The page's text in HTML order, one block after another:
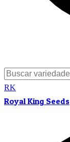
RK
Royal King Seeds